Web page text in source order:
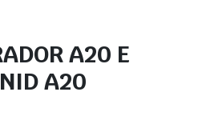
A20 E
A20